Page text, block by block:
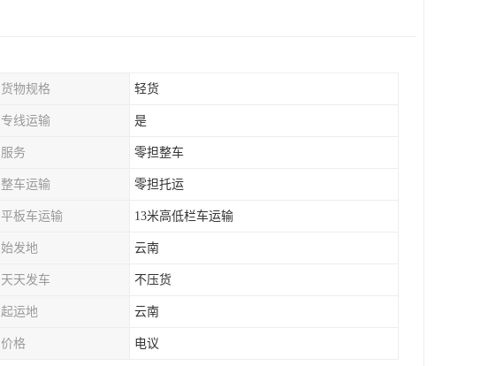
货物规格 轻货
专线运输 是
服务 零担整车
整车运输 零担托运
平板车运输 13米高低栏车运输
始发地 云南
天天发车 不压货
起运地 云南
价格 电议